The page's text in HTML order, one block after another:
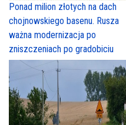
Ponad milion złotych na dach
chojnowskiego basenu. Rusza
ważna modernizacja po
zniszczeniach po gradobiciu